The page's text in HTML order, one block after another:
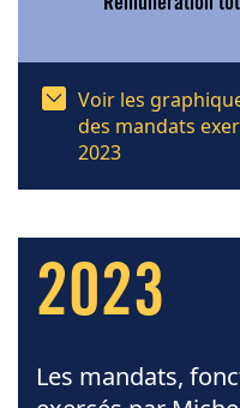
Rémunération
Voir les
des mandats
2023
2023
Les mandats,